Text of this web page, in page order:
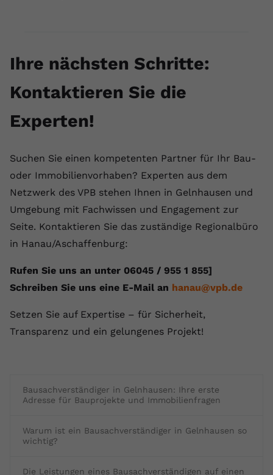
Bausachverständiger in Gelnhausen: Ihre erste
Adresse für Bauprojekte und Immobilienfragen
Warum ist ein Bausachverständiger in Gelnhausen so
wichtig?
Die Leistungen eines Bausachverständigen auf einen
Ihre nächsten Schritte:
Kontaktieren Sie die
Experten!
Suchen Sie einen kompetenten Partner für Ihr Bau-
oder Immobilienvorhaben? Experten aus dem
Netzwerk des VPB stehen Ihnen in Gelnhausen und
Umgebung mit Fachwissen und Engagement zur
Seite. Kontaktieren Sie das zuständige Regionalbüro
in Hanau/Aschaffenburg:
Rufen Sie uns an unter 06045 / 955 1 855]
Schreiben Sie uns eine E-Mail an hanau@vpb.de
Setzen Sie auf Expertise – für Sicherheit,
Transparenz und ein gelungenes Projekt!